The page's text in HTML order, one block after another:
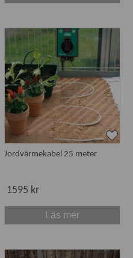
Jordvärmekabel 25 meter
1595 kr
Läs mer